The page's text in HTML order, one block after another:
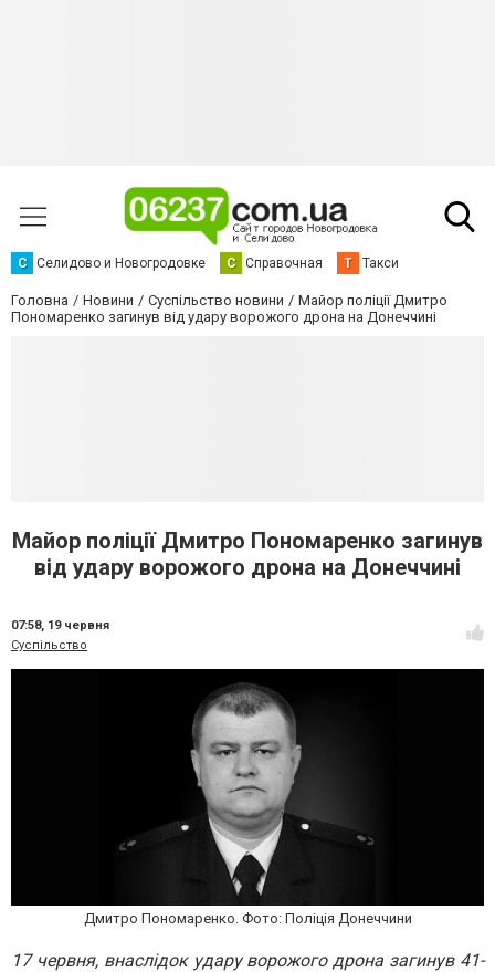
С Селидово и Новогродовке С Справочная Т Такси
Головна Новини Суспільство новини
Майор поліції Дмитро
Пономаренко загинув від удару ворожого дрона на Донеччині
Майор поліції Дмитро Пономаренко загинув
від удару ворожого дрона на Донеччині
07:58, 19 червня
Суспільство
Дмитро Пономаренко. Фото: Поліція Донеччини
17 червня, внаслідок удару ворожого дрона загинув 41-